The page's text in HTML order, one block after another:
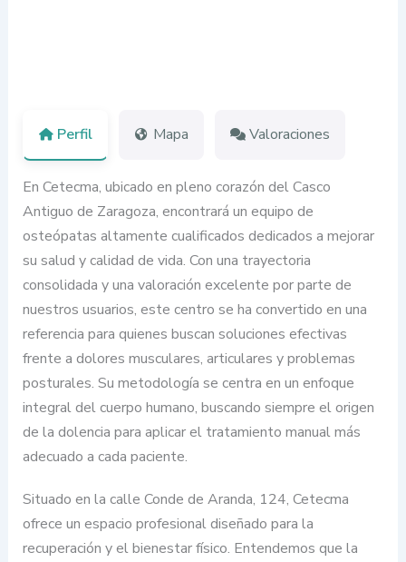
Perfil Mapa Valoraciones
En Cetecma, ubicado en pleno corazón del Casco
Antiguo de Zaragoza, encontrará un equipo de
osteópatas altamente cualificados dedicados a mejorar
su salud y calidad de vida. Con una trayectoria
consolidada y una valoración excelente por parte de
nuestros usuarios, este centro se ha convertido en una
referencia para quienes buscan soluciones efectivas
frente a dolores musculares, articulares y problemas
posturales. Su metodología se centra en un enfoque
integral del cuerpo humano, buscando siempre el origen
de la dolencia para aplicar el tratamiento manual más
adecuado a cada paciente.
Situado en la calle Conde de Aranda, 124, Cetecma
ofrece un espacio profesional diseñado para la
recuperación y el bienestar físico. Entendemos que la